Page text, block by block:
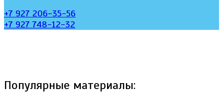
+7 927 206-35-56
+7 927 748-12-32
Популярные материалы: